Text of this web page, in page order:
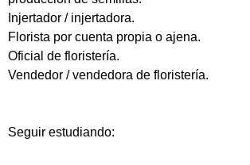
Injertador / injertadora.
Florista por cuenta propia o ajena.
Oficial de floristería.
Vendedor / vendedora de floristería.
Seguir estudiando: